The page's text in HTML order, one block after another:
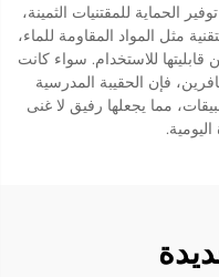
الحماية للمقتنيات الثمينة،
مثل المواد المقاومة للماء،
للاستخدام. سواء كانت
فإن الحقيبة المدرسية
مما يجعلها رفيق لا غنى